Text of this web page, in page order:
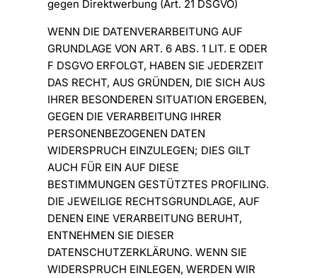
gegen Direktwerbung (Art. 21 DSGVO)
WENN DIE DATENVERARBEITUNG AUF
GRUNDLAGE VON ART. 6 ABS. 1 LIT. E ODER
F DSGVO ERFOLGT, HABEN SIE JEDERZEIT
DAS RECHT, AUS GRÜNDEN, DIE SICH AUS
IHRER BESONDEREN SITUATION ERGEBEN,
GEGEN DIE VERARBEITUNG IHRER
PERSONENBEZOGENEN DATEN
WIDERSPRUCH EINZULEGEN; DIES GILT
AUCH FÜR EIN AUF DIESE
BESTIMMUNGEN GESTÜTZTES PROFILING.
DIE JEWEILIGE RECHTSGRUNDLAGE, AUF
DENEN EINE VERARBEITUNG BERUHT,
ENTNEHMEN SIE DIESER
DATENSCHUTZERKLÄRUNG. WENN SIE
WIDERSPRUCH EINLEGEN, WERDEN WIR